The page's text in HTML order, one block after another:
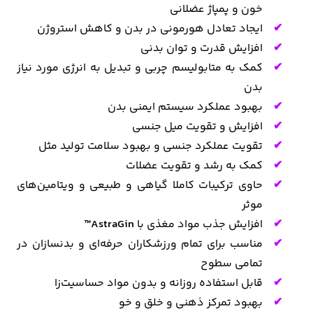
خون و پمپاژ عضلانی
ایجاد تعادل هورمونی در بدن و کاهش استروژن
افزایش قدرت و توان بدنی
کمک به متابولیسم چربی و تبدیل به انرژی مورد نیاز
بدن
بهبود عملکرد سیستم ایمنی بدن
افزایش و تقویت میل جنسی
تقویت عملکرد جنسی و بهبود سلامت تولید مثل
کمک به رشد و تقویت عضلات
حاوی ترکیبات کاملا گیاهی و طبیعی و ویتامین‌های
موثر
افزایش جذب مواد مغذی با AstraGin™
مناسب برای تمام ورزشکاران حرفه‌ای و بدنسازان در
تمامی سطوح
قابل استفاده روزانه و بدون مواد حساسیت‌زا
بهبود تمرکز ذهنی و خلق و خو